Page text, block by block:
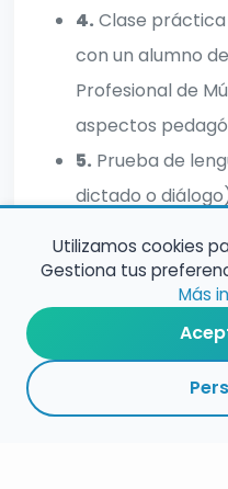
4. Clase
con un alumno
Profesional de
aspectos
5. Prueba de
dictado o
RESUMEN PLAZOS
Utilizamos cookies
Gestiona tus
Más